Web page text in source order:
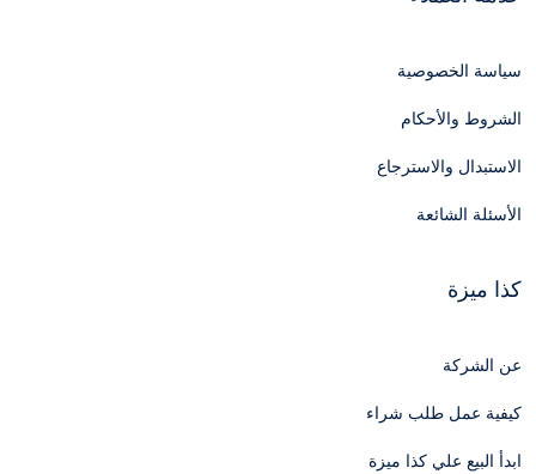
سياسة الخصوصية
الشروط والأحكام
الاستبدال والاسترجاع
الأسئلة الشائعة
كذا ميزة
عن الشركة
كيفية عمل طلب شراء
ابدأ البيع علي كذا ميزة